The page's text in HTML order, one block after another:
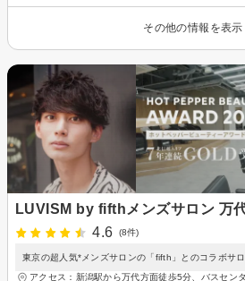
その他の情報を表示
LUVISM by fifthメンズサロン 万
4.6
(8件)
東京の超人気*メンズサロンの「fifth」とのコラボサ
アクセス：新潟駅から万代方面徒歩5分、バスセン